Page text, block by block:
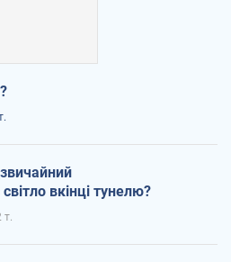
вкінці тунелю?
т.